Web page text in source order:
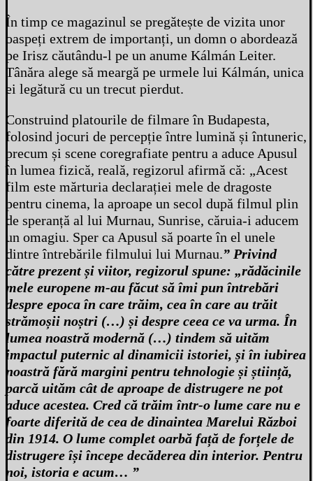
În timp ce magazinul se pregătește de vizita unor
oaspeți extrem de importanți, un domn o abordează
pe Irisz căutându-l pe un anume Kálmán Leiter.
Tânăra alege să meargă pe urmele lui Kálmán, unica
ei legătură cu un trecut pierdut.
Construind platourile de filmare în Budapesta,
folosind jocuri de percepție între lumină și întuneric,
precum și scene coregrafiate pentru a aduce Apusul
în lumea fizică, reală, regizorul afirmă că: „Acest
film este mărturia declarației mele de dragoste
pentru cinema, la aproape un secol după filmul plin
de speranță al lui Murnau, Sunrise, căruia-i aducem
un omagiu. Sper ca Apusul să poarte în el unele
dintre întrebările filmului lui Murnau.” Privind
către prezent și viitor, regizorul spune: „rădăcinile
mele europene m-au făcut să îmi pun întrebări
despre epoca în care trăim, cea în care au trăit
strămoșii noștri (…) și despre ceea ce va urma. În
lumea noastră modernă (…) tindem să uităm
impactul puternic al dinamicii istoriei, și în iubirea
noastră fără margini pentru tehnologie și știință,
parcă uităm cât de aproape de distrugere ne pot
aduce acestea. Cred că trăim într-o lume care nu e
foarte diferită de cea de dinaintea Marelui Război
din 1914. O lume complet oarbă față de forțele de
distrugere își începe decăderea din interior. Pentru
noi, istoria e acum… ”